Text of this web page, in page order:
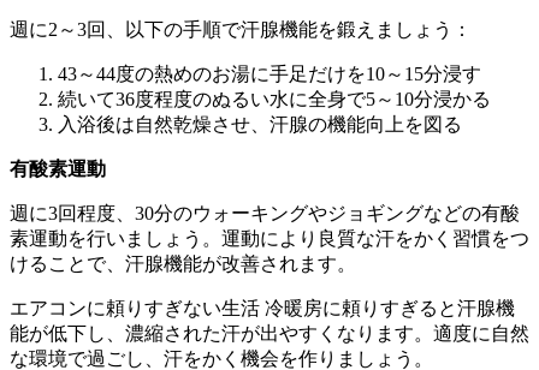
週に2～3回、以下の手順で汗腺機能を鍛えましょう：
43～44度の熱めのお湯に手足だけを10～15分浸す
続いて36度程度のぬるい水に全身で5～10分浸かる
入浴後は自然乾燥させ、汗腺の機能向上を図る
有酸素運動
週に3回程度、30分のウォーキングやジョギングなどの有酸
素運動を行いましょう。運動により良質な汗をかく習慣をつ
けることで、汗腺機能が改善されます。
エアコンに頼りすぎない生活 冷暖房に頼りすぎると汗腺機
能が低下し、濃縮された汗が出やすくなります。適度に自然
な環境で過ごし、汗をかく機会を作りましょう。